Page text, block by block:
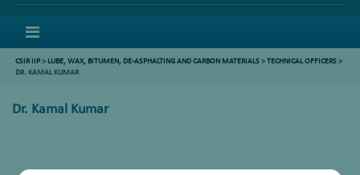
CSIR IIP> LUBE, WAX, BITUMEN, DE-ASPHALTING AND CARBON MATERIALS>TECHNICAL OFFICERS>
DR. KAMAL KUMAR
Dr. Kamal Kumar